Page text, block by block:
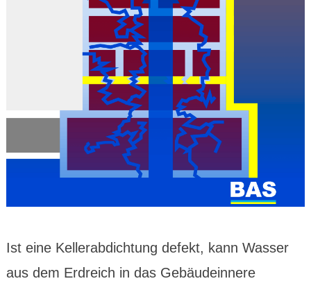
Ist eine Kellerabdichtung defekt, kann Wasser
aus dem Erdreich in das Gebäudeinnere